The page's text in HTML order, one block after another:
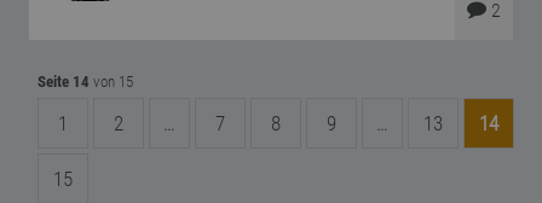
2
Seite 14 von 15
1 2 … 7 8 9 … 13 14
15